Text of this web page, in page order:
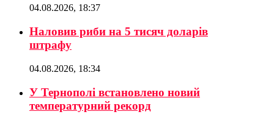
04.08.2026, 18:37
Наловив риби на 5 тисяч доларів
штрафу
04.08.2026, 18:34
У Тернополі встановлено новий
температурний рекорд